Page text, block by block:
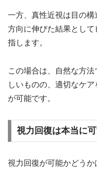
一方、真性近視は目の
方向に伸びた結果とし
指します。
この場合は、自然な方
しいものの、適切なケ
が可能です。
視力回復は本当に
視力回復が可能かどうか